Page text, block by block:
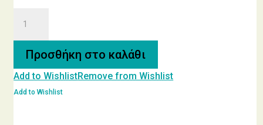
Προσθήκη στο καλάθι
Add to WishlistRemove from Wishlist
Add to Wishlist